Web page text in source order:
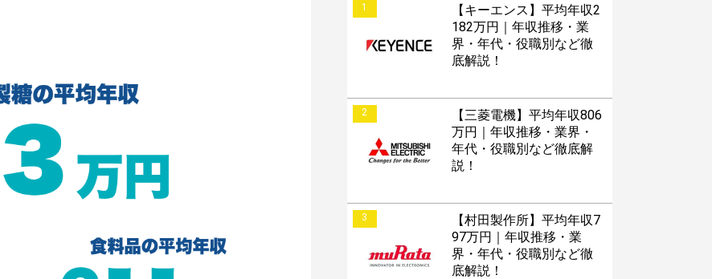
1
【キーエンス】平均年収2
182万円｜年収推移・業
界・年代・役職別など徹
底解説！
2
【三菱電機】平均年収806
万円｜年収推移・業界・
年代・役職別など徹底解
説！
3
【村田製作所】平均年収7
97万円｜年収推移・業
界・年代・役職別など徹
底解説！